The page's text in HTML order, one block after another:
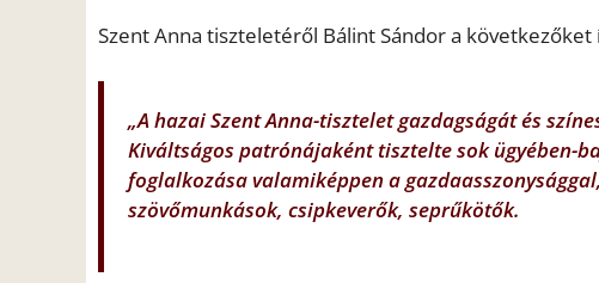
Szent Anna tiszteletéről Bálint Sándor a következőket
„A hazai Szent Anna-tisztelet gazdagságát és
Kiváltságos patrónájaként tisztelte sok ügyében-
foglalkozása valamiképpen a
szövőmunkások, csipkeverők, seprűkötők.